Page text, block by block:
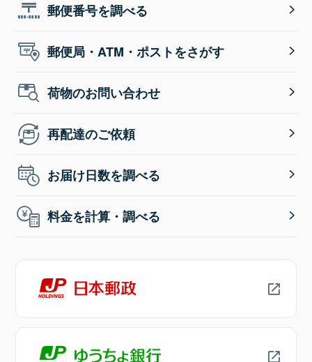
郵便番号を調べる
郵便局・ATM・ポストをさがす
荷物のお問い合わせ
再配達のご依頼
お届け日数を調べる
料金を計算・調べる